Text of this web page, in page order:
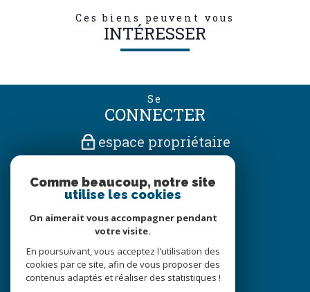
Ces biens peuvent vous
INTÉRESSER
Se
CONNECTER
espace propriétaire
SUIVRE
Nous
ADHÉRONS
Comme beaucoup, notre site
utilise les cookies
On aimerait vous accompagner pendant
votre visite.
En poursuivant, vous acceptez l'utilisation des
cookies par ce site, afin de vous proposer des
contenus adaptés et réaliser des statistiques !